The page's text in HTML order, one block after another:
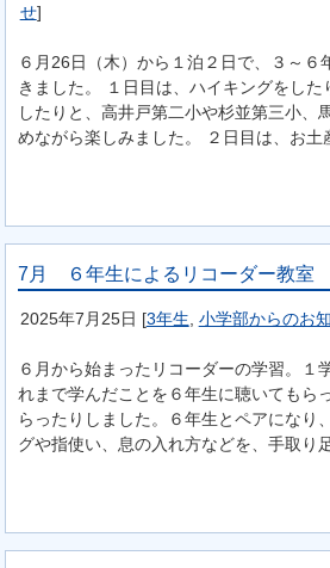
せ]
６月26日（木）から１泊２日で、３～６
きました。 １日目は、ハイキングをし
したりと、高井戸第二小や杉並第三小、
めながら楽しみました。 ２日目は、お土
7月 ６年生によるリコーダー教室
2025年7月25日 [3年生 小学部からのお
６月から始まったリコーダーの学習。１
れまで学んだことを６年生に聴いてもら
らったりしました。６年生とペアになり
グや指使い、息の入れ方などを、手取り